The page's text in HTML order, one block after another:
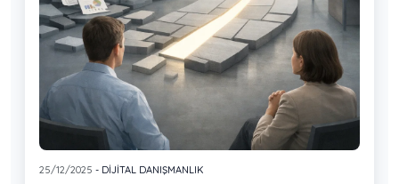
25/12/2025 - DIJITAL DANIŞMANLIK